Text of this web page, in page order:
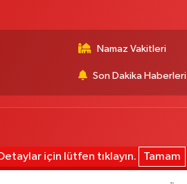
Namaz Vakitleri
Son Dakika Haberleri
için lütfen tıklayın. Tamam